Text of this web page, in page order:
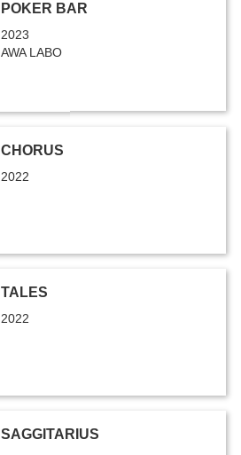
POKER BAR
2023
AWA LABO
CHORUS
2022
TALES
2022
SAGGITARIUS